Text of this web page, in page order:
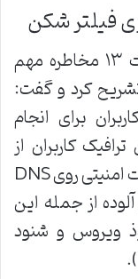
معاون امنیت سازمان فناوری اطلاعات ۱۳ مخاطره مهم
تشریح کرد و گفت:
برای انجام
کاربران از
مسیرهای دلخواه و امکان اجرای حملات امنیتی روی DNS
از جمله این
ویروس و شنود